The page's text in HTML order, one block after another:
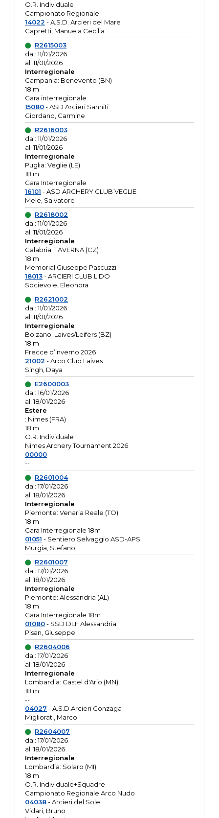
O.R. Individuale
Campionato Regionale
14022 - A.S.D. Arcieri del Mare
Capretti, Manuela Cecilia
R2615003
dal: 11/01/2026
al: 11/01/2026
Interregionale
Campania: Benevento (BN)
18 m
Gara interregionale
15080- ASD Arcieri Sanniti
Giordano, Carmine
R2616003
dal: 11/01/2026
al: 11/01/2026
Interregionale
Puglia: Veglie (LE)
18 m
Gara Interregionale
16101 - ASD ARCHERY CLUB VEGLIE
Mele, Salvatore
R2618002
dal: 11/01/2026
al: 11/01/2026
Interregionale
Calabria: TAVERNA (CZ)
18 m
Memorial Giuseppe Pascuzzi
18013- ARCIERI CLUB LIDO
Socievole, Eleonora
R2621002
dal: 11/01/2026
al: 11/01/2026
Interregionale
Bolzano: Laives/Leifers (BZ)
18 m
Frecce d’inverno 2026
21002 - Arco Club Laives
Singh, Daya
E2600003
dal: 16/01/2026
al: 18/01/2026
Estere
: Nimes (FRA)
18 m
O.R. Individuale
Nimes Archery Tournament 2026
00000-
--
R2601004
dal: 17/01/2026
al: 18/01/2026
Interregionale
Piemonte: Venaria Reale (TO)
18 m
Gara Interregionale 18m
01051 - Sentiero Selvaggio ASD-APS
Murgia, Stefano
R2601007
dal: 17/01/2026
al: 18/01/2026
Interregionale
Piemonte: Alessandria (AL)
18 m
Gara Interregionale 18m
01080- SSD DLF Alessandria
Pisan, Giuseppe
R2604006
dal: 17/01/2026
al: 18/01/2026
Interregionale
Lombardia: Castel d'Ario (MN)
18 m
--
04027 - A.S.D.Arcieri Gonzaga
Migliorati, Marco
R2604007
dal: 17/01/2026
al: 18/01/2026
Interregionale
Lombardia: Solaro (MI)
18 m
O.R. Individuale+Squadre
Campionato Regionale Arco Nudo
04038- Arcieri del Sole
Vidari, Bruno